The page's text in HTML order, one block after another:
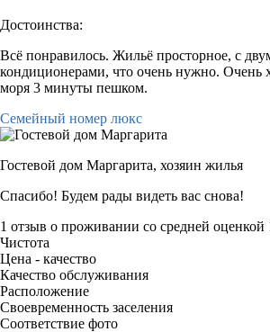
Достоинства:
Всё понравилось. Жильё просторное, с
кондиционерами, что очень нужно. Очень
моря 3 минуты пешком.
Семейный номер люкс
Гостевой дом Маргарита, хозяин жилья
Спасибо! Будем рады видеть вас снова!
1 отзыв о проживании со средней оценкой
Чистота
Цена - качество
Качество обслуживания
Расположение
Своевременность заселения
Соответствие фото